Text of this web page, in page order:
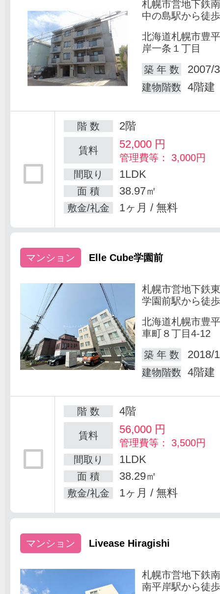
札幌市営地下鉄
中の島駅から徒
北海道札幌市豊
岸一条１丁目
築 年 数
2007/
建物階数 4階建
階 数 2階
賃料 52,000円
管理費等： 3,000円
間取り
1LDK
面 積 38.97㎡
敷金/礼金 1ヶ月 / 無料
マンション Elle Cube学園前
札幌市営地下鉄
学園前駅から徒
北海道札幌市豊
車町８丁目4-12
築 年 数
2018/
建物階数 4階建
階 数 4階
賃料 56,000円
管理費等： 3,500円
間取り
1LDK
面 積 38.29㎡
敷金/礼金 1ヶ月 / 無料
マンション Livease Hiragishi
札幌市営地下鉄
南平岸駅から徒